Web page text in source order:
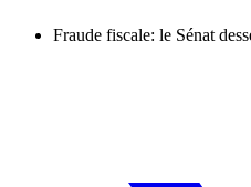
Fraude fiscale: le Sénat